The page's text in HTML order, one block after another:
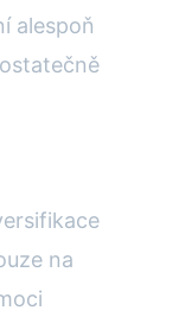
alespoň
na